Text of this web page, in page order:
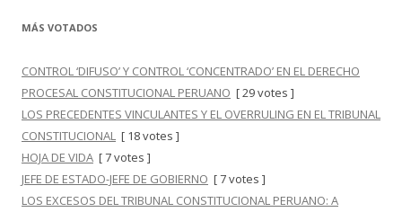
MÁS VOTADOS
CONTROL ‘DIFUSO’ Y CONTROL ‘CONCENTRADO’ EN EL DERECHO
PROCESAL CONSTITUCIONAL PERUANO [ 29 votes ]
LOS PRECEDENTES VINCULANTES Y EL OVERRULING EN EL TRIBUNAL
CONSTITUCIONAL [ 18 votes ]
HOJA DE VIDA [ 7 votes ]
JEFE DE ESTADO-JEFE DE GOBIERNO [ 7 votes ]
LOS EXCESOS DEL TRIBUNAL CONSTITUCIONAL PERUANO: A